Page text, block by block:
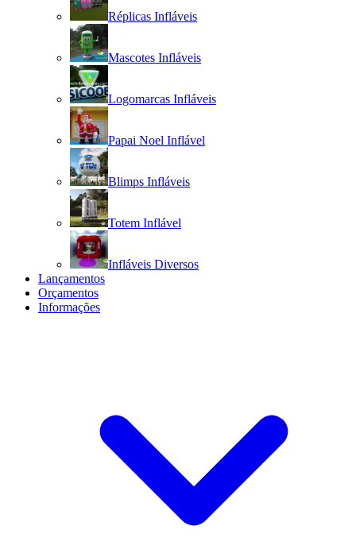
Réplicas Infláveis
Mascotes Infláveis
Logomarcas Infláveis
Papai Noel Inflável
Blimps Infláveis
Totem Inflável
Infláveis Diversos
Lançamentos
Orçamentos
Informações